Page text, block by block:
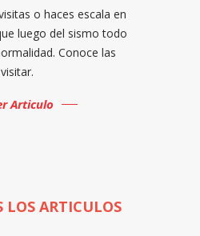
o haces escala en
luego del sismo todo
Conoce las
Articulo
LOS ARTICULOS